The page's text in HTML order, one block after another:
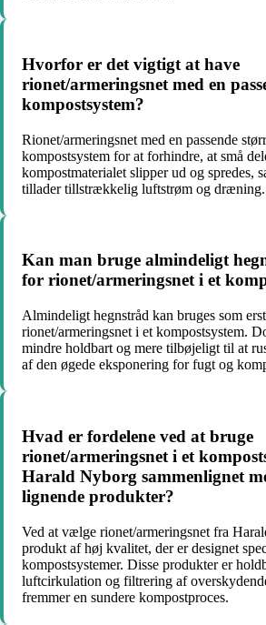
Hvorfor er det vigtigt at have
rionet/armeringsnet med en
kompostsystem?
Rionet/armeringsnet med en passende
kompostsystem for at forhindre, at små
kompostmaterialet slipper ud og spredes,
tillader tillstrækkelig luftstrøm og dræning.
Kan man bruge almindeligt
for rionet/armeringsnet i et
Almindeligt hegnstråd kan bruges som
rionet/armeringsnet i et kompostsystem.
mindre holdbart og mere tilbøjeligt til at
af den øgede eksponering for fugt og
Hvad er fordelene ved at bruge
rionet/armeringsnet i et
Harald Nyborg sammenlignet
lignende produkter?
Ved at vælge rionet/armeringsnet fra
produkt af høj kvalitet, der er designet
kompostsystemer. Disse produkter er
luftcirkulation og filtrering af
fremmer en sundere kompostproces.